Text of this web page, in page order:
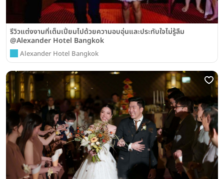
รีวิวแต่งงานที่เต็มเปี่ยมไปด้วยความอบอุ่นและประทับใจไม่รู้ลืม
@Alexander Hotel Bangkok
Alexander Hotel Bangkok